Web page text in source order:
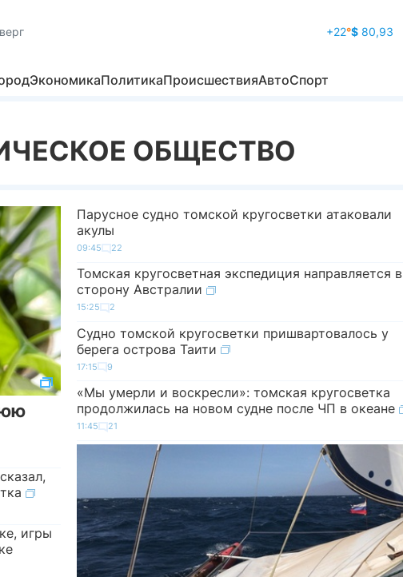
+22°$ 80,93
ЭкономикаПолитикаПроисшествияАвтоСпорт
ОБЩЕСТВО
игры
Парусное судно томской кругосветки атаковали
акулы
09:45 22
Томская кругосветная экспедиция направляется в
сторону Австралии
15:25 2
Судно томской кругосветки пришвартовалось у
берега острова Таити
17:15 9
«Мы умерли и воскресли»: томская кругосветка
продолжилась на новом судне после ЧП в океане
11:45 21